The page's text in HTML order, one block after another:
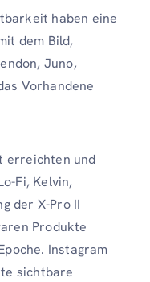
haben eine
dem Bild,
Juno,
Vorhandene
erreichten und
Fi, Kelvin,
der X-Pro II
Produkte
Instagram
sichtbare